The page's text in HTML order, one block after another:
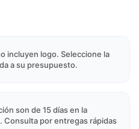
incluyen logo. Seleccione la
a su presupuesto.
son de 15 días en la
Consulta por entregas rápidas